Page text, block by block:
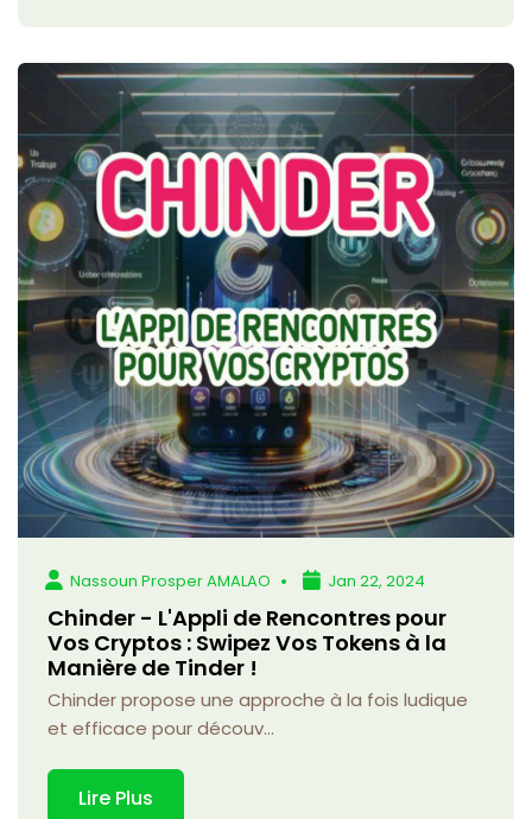
Nassoun Prosper AMALAO Jan 22, 2024
Chinder - L'Appli de Rencontres pour
Vos Cryptos : Swipez Vos Tokens à la
Manière de Tinder !
Chinder propose une approche à la fois ludique
et efficace pour découv...
Lire Plus